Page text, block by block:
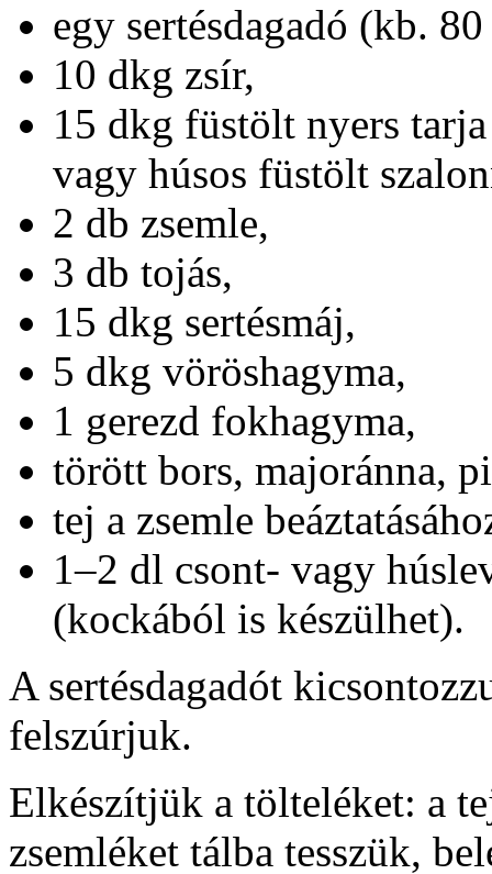
egy sertésdagadó (kb.
10 dkg zsír,
15 dkg füstölt nyers tarja
vagy húsos füstölt
2 db zsemle,
3 db tojás,
15 dkg sertésmáj,
5 dkg vöröshagyma,
1 gerezd fokhagyma,
törött bors, majoránna,
tej a zsemle
1–2 dl csont- vagy
(kockából is készülhet).
A sertésdagadót
felszúrjuk.
Elkészítjük a tölteléket: a
zsemléket tálba tesszük,